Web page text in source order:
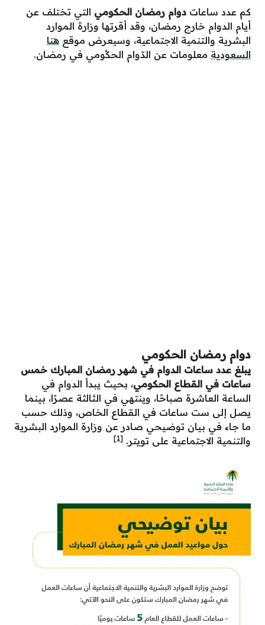
كم عدد ساعات دوام رمضان الحكومي التي تختلف عن
أيام الدوام خارج رمضان، وقد أقرتها وزارة الموارد
البشرية والتنمية الاجتماعية، وسيعرض موقع هنا
السعودية معلومات عن الدّوام الحكُومي في رمضان.
دوام رمضان الحكومي
يبلغ عدد ساعات الدوام في شهر رمضان المبارك خمس
ساعات في القطاع الحكومي، بحيث يبدأ الدوام في
الساعة العاشرة صباحًا، وينتهي في الثالثة عصرًا، بينما
يصل إلى ست ساعات في القطاع الخاص، وذلك حسب
ما جاء في بيان توضيحي صادر عن وزارة الموارد البشرية
والتنمية الاجتماعية على تويتر. [1]